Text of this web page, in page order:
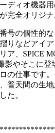
ディオ機器
完全オリジ
号の個性的
りなどアイ
ア、SPICE
影やそこに
の仕事です
普天間の生
た。